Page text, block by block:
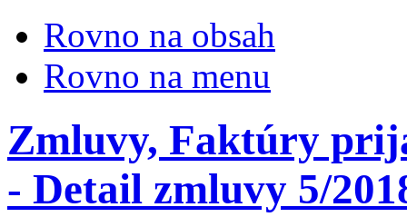
Rovno na obsah
Rovno na menu
Zmluvy, Faktúry
- Detail zmluvy 5/